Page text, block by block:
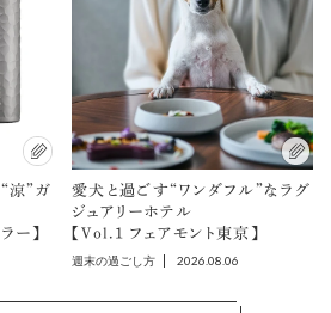
涼”ガ
ー】
愛犬と過ごす“ワンダフル”なラグ
ジュアリーホテル
【Vol.1 フェアモント東京】
週末の過ごし方 2026.08.06